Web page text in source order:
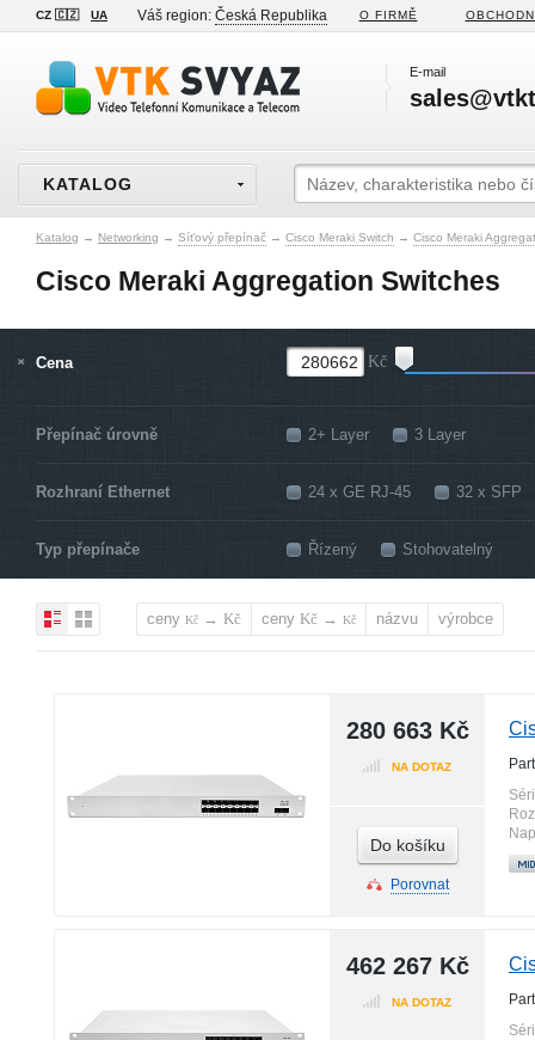
CZ 🇨🇿 UA Váš region: Česká Republika O FIRMĚ
E-mail
KATALOG
Katalog → Networking → Síťový přepínač → Cisco Meraki Switch → Cisco Meraki
Cisco Meraki Aggregation Switches
Cena Kč
Přepínač úrovně 2+ Layer 3 Layer
Rozhraní Ethernet 24 x GE RJ-45 32 x SFP
Typ přepínače Řízený Stohovatelný
ceny Kč → Kč ceny Kč → Kč názvu výrobce
280 663 Kč
NA DOTAZ
Do košíku
Porovnat
462 267 Kč
NA DOTAZ